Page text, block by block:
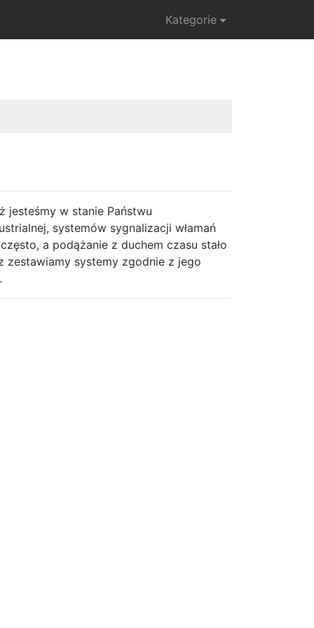
Kategorie
jesteśmy w stanie Państwu
systemów sygnalizacji włamań
a podążanie z duchem czasu stało
zestawiamy systemy zgodnie z jego